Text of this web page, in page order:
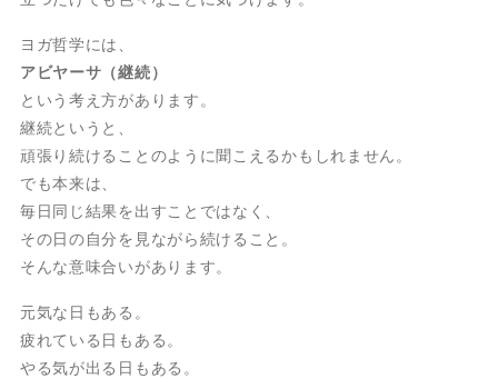
ヨガ哲学には、
アビヤーサ（継続）
という考え方があります。
継続というと、
頑張り続けることのように聞こえるかもしれません。
でも本来は、
毎日同じ結果を出すことではなく、
その日の自分を見ながら続けること。
そんな意味合いがあります。
元気な日もある。
疲れている日もある。
やる気が出る日もある。